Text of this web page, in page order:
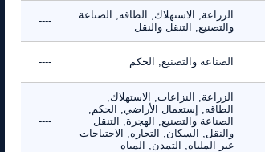
الزراعة, الاستهلاك, الطاقه, الصناعة
والتصنيع, التنقل والنقل
----
الصناعة والتصنيع, الحكم ----
الزراعة, النزاعات, الاستهلاك,
الطاقه, إستعمال الأراضي, الحكم,
الصناعة والتصنيع, الهجرة, التنقل
والنقل, السكان, التجاره, الاحتياجات
غير الملباه, التمدن, المياه
----